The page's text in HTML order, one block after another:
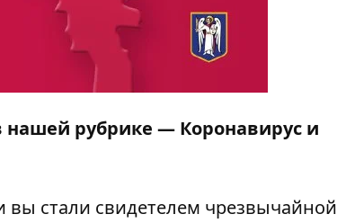
нашей рубрике — Коронавирус и
вы стали свидетелем чрезвычайной